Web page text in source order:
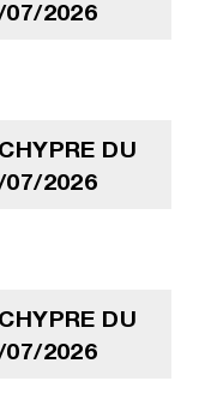
07/2026
DU
07/2026
DU
07/2026